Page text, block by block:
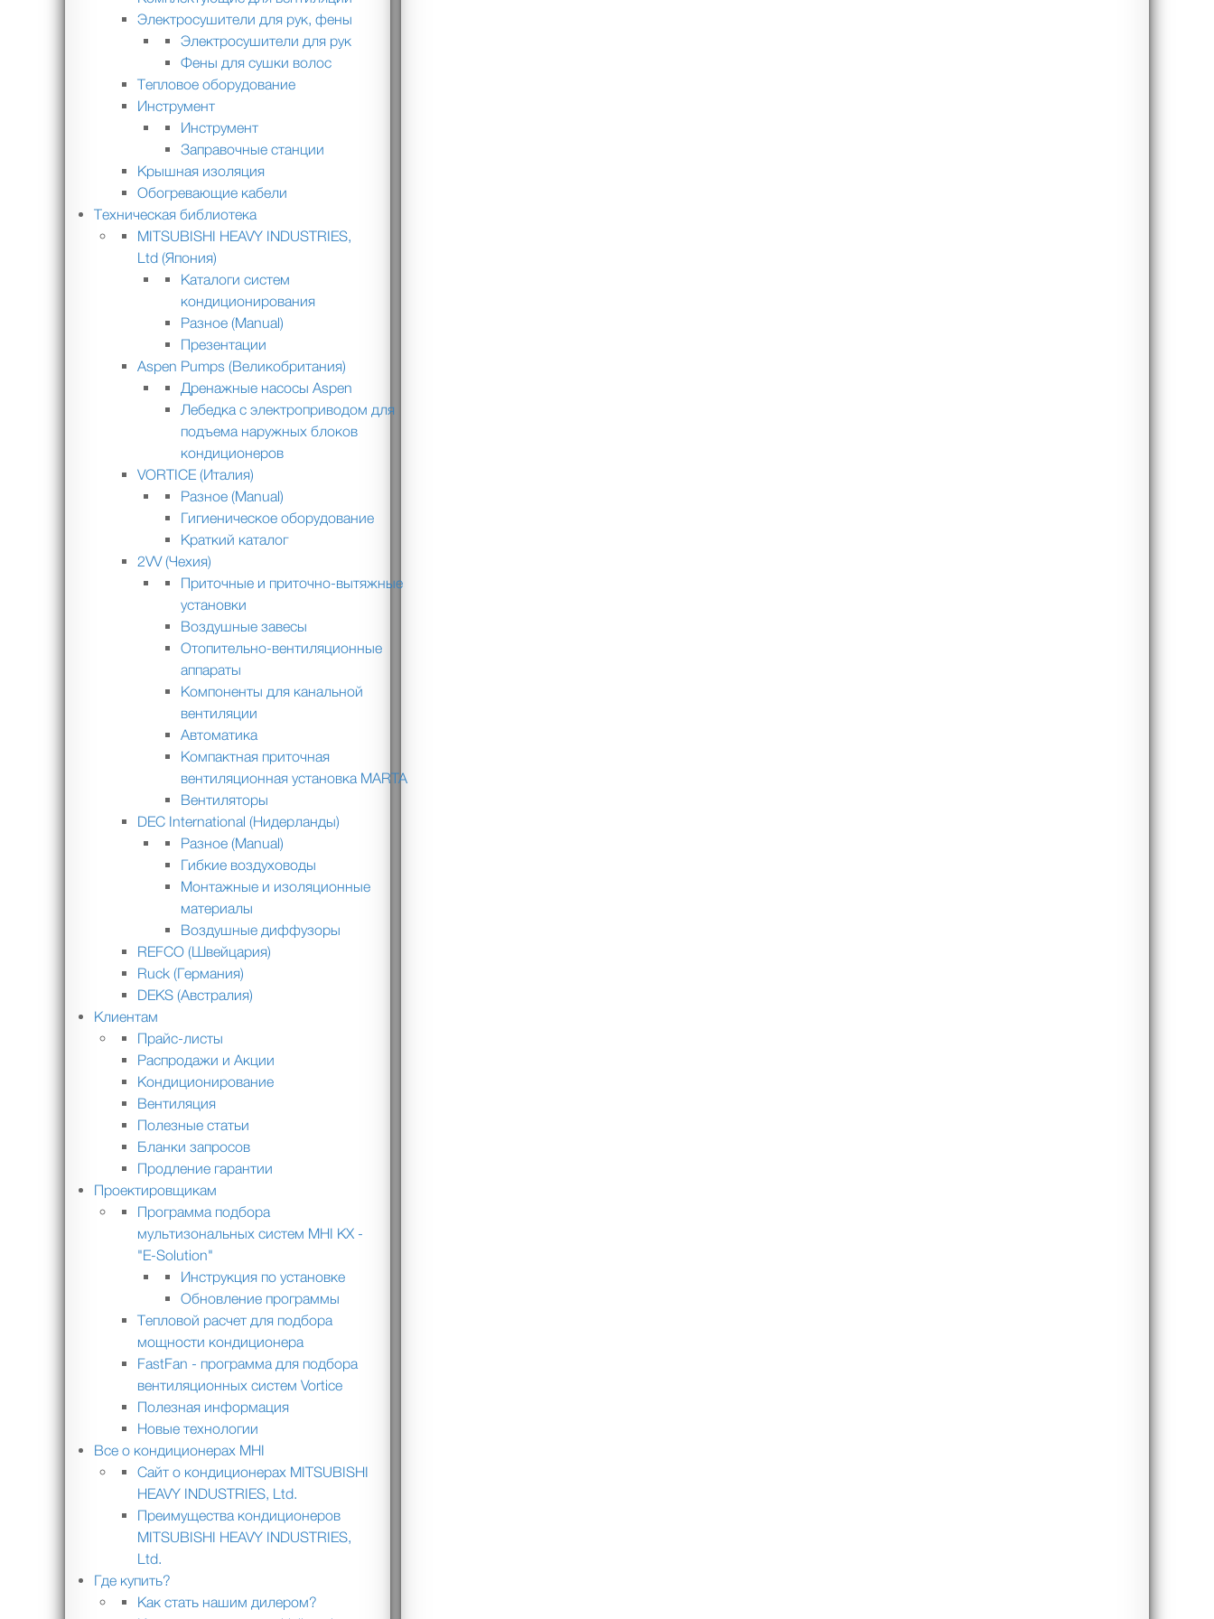
Электросушители для рук, фены
Электросушители для рук
Фены для сушки волос
Тепловое оборудование
Инструмент
Инструмент
Заправочные станции
Крышная изоляция
Обогревающие кабели
Техническая библиотека
MITSUBISHI HEAVY INDUSTRIES,
Ltd (Япония)
Каталоги систем
кондиционирования
Разное (Manual)
Презентации
Aspen Pumps (Великобритания)
Дренажные насосы Aspen
Лебедка с электроприводом для
подъема наружных блоков
кондиционеров
VORTICE (Италия)
Разное (Manual)
Гигиеническое оборудование
Краткий каталог
2VV (Чехия)
Приточные и приточно-вытяжные
установки
Воздушные завесы
Отопительно-вентиляционные
аппараты
Компоненты для канальной
вентиляции
Автоматика
Компактная приточная
вентиляционная установка MARTA
Вентиляторы
DEC International (Нидерланды)
Разное (Manual)
Гибкие воздуховоды
Монтажные и изоляционные
материалы
Воздушные диффузоры
REFCO (Швейцария)
Ruck (Германия)
DEKS (Австралия)
Клиентам
Прайс-листы
Распродажи и Акции
Кондиционирование
Вентиляция
Полезные статьи
Бланки запросов
Продление гарантии
Проектировщикам
Программа подбора
мультизональных систем MHI KX -
"E-Solution"
Инструкция по установке
Обновление программы
Тепловой расчет для подбора
мощности кондиционера
FastFan - программа для подбора
вентиляционных систем Vortice
Полезная информация
Новые технологии
Все о кондиционерах MHI
Сайт о кондиционерах MITSUBISHI
HEAVY INDUSTRIES, Ltd.
Преимущества кондиционеров
MITSUBISHI HEAVY INDUSTRIES,
Ltd.
Где купить?
Как стать нашим дилером?